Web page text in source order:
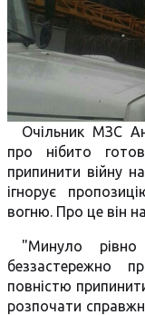
Очільник МЗС
про нібито
припинити війну
ігнорує
вогню. Про це він
"Минуло
беззастережно
повністю
розпочати